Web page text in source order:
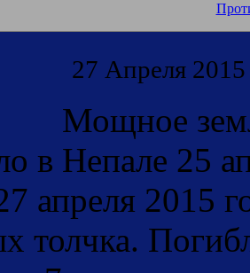
27 Апреля 2015
Мощное
в Непале 25
апреля 2015
толчка.